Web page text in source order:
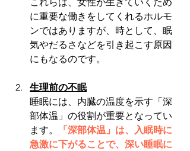
これらは、女性が生きていくため
に重要な働きをしてくれるホルモ
ンではありますが、時として、眠
気やだるさなどを引き起こす原因
にもなるのです。
生理前の不眠
睡眠には、内臓の温度を示す「深
部体温」の役割が重要となってい
ます。
「深部体温」は、入眠時に
急激に下がることで、深い睡眠に